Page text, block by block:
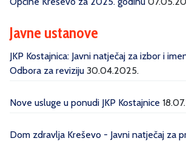
Javne ustanove
JKP Kostajnica: Javni natječaj za izbor i
Odbora za reviziju 30.04.2025.
Nove usluge u ponudi JKP Kostajnice
Dom zdravlja Kreševo - Javni natječaj za